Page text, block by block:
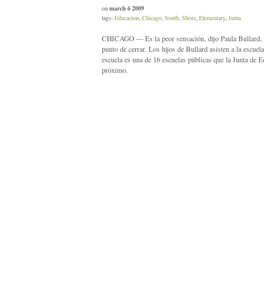
on march 6 2009
tags:Educacion Chicago South Shore Elementary, Junta
CHICAGO — Es la peor sensación, dijo Paula Bullard,
punto de cerrar. Los hijos de Bullard asisten a la
escuela es una de 16 escuelas públicas que la Junta
próximo.